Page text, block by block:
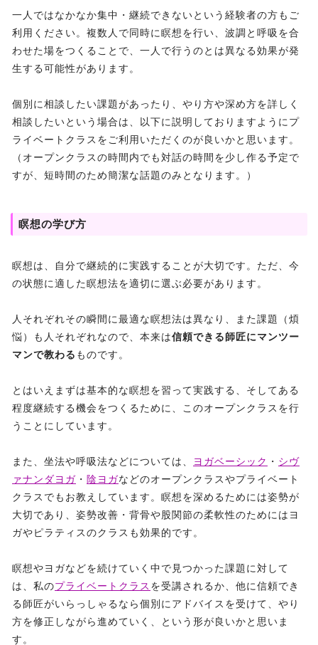
一人ではなかなか集中・継続できないという経験者の方もご
利用ください。複数人で同時に瞑想を行い、波調と呼吸を合
わせた場をつくることで、一人で行うのとは異なる効果が発
生する可能性があります。
個別に相談したい課題があったり、やり方や深め方を詳しく
相談したいという場合は、以下に説明しておりますようにプ
ライベートクラスをご利用いただくのが良いかと思います。
（オープンクラスの時間内でも対話の時間を少し作る予定で
すが、短時間のため簡潔な話題のみとなります。）
瞑想の学び方
瞑想は、自分で継続的に実践することが大切です。ただ、今
の状態に適した瞑想法を適切に選ぶ必要があります。
人それぞれその瞬間に最適な瞑想法は異なり、また課題（煩
悩）も人それぞれなので、本来は信頼できる師匠にマンツー
マンで教わる ものです。
とはいえまずは基本的な瞑想を習って実践する、そしてある
程度継続する機会をつくるために、このオープンクラスを行
うことにしています。
また、坐法や呼吸法などについては、 ヨガベーシック ・ シヴ
ァナンダヨガ ・ 陰ヨガなどのオープンクラスやプライベート
クラスでもお教えしています。瞑想を深めるためには姿勢が
大切であり、姿勢改善・背骨や股関節の柔軟性のためにはヨ
ガやピラティスのクラスも効果的です。
瞑想やヨガなどを続けていく中で見つかった課題に対して
は、私のプライベートクラス を受講されるか、他に信頼でき
る師匠がいらっしゃるなら個別にアドバイスを受けて、やり
方を修正しながら進めていく、という形が良いかと思いま
す。